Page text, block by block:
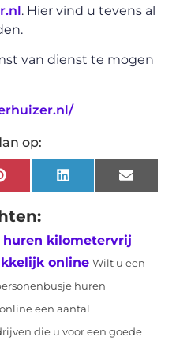
. Hier vind u tevens al
van dienst te mogen
op:
PinterestLinkedIn Email
huren kilometervrij
online Wilt u een
huren
een aantal
die u voor een goede